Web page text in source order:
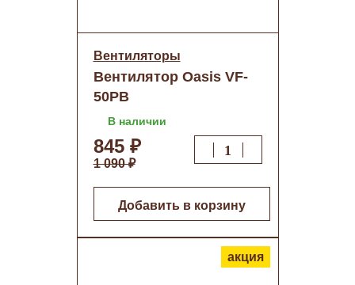
Вентиляторы
Вентилятор Oasis VF-
50PB
В наличии
845 ₽
1 090 ₽
Добавить в корзину
акция